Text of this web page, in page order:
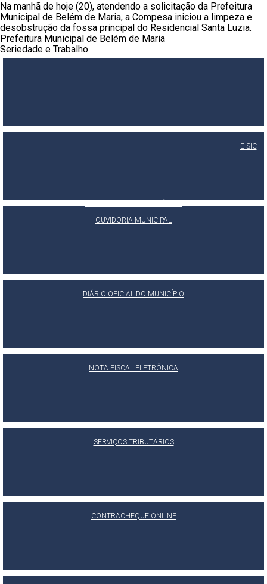
Na manhã de hoje (20), atendendo a solicitação da Prefeitura
Municipal de Belém de Maria, a Compesa iniciou a limpeza e
desobstrução da fossa principal do Residencial Santa Luzia.
Prefeitura Municipal de Belém de Maria
Seriedade e Trabalho
E-SIC
OUVIDORIA MUNICIPAL
DIÁRIO OFICIAL DO MUNICÍPIO
NOTA FISCAL ELETRÔNICA
SERVIÇOS TRIBUTÁRIOS
CONTRACHEQUE ONLINE